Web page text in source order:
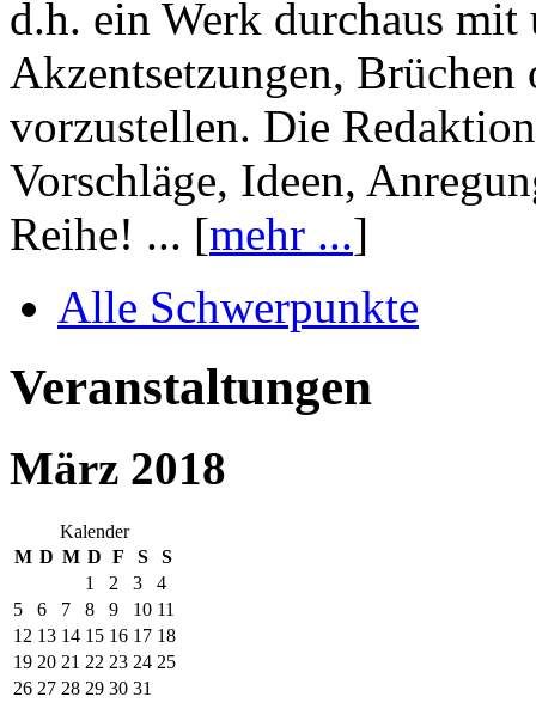
d.h. ein Werk durchaus mit
Akzentsetzungen, Brüchen
vorzustellen. Die
Vorschläge, Ideen,
Reihe! ... [mehr ...]
Alle Schwerpunkte
Veranstaltungen
März 2018
Kalender
M D M D F S
S
1
2 3
4
5
6 7 8 9 10 11
12 13 14 15 16 17 18
19 20 21 22 23 24 25
26 27 28 29 30 31